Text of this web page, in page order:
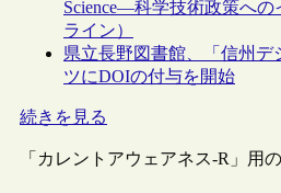
Science―科学技術政策へ
ライン）
県立長野図書館、「信州
ツにDOIの付与を開始
続きを見る
「カレントアウェアネス-R」用の